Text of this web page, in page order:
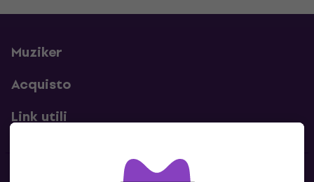
Muziker
Acquisto
Link utili